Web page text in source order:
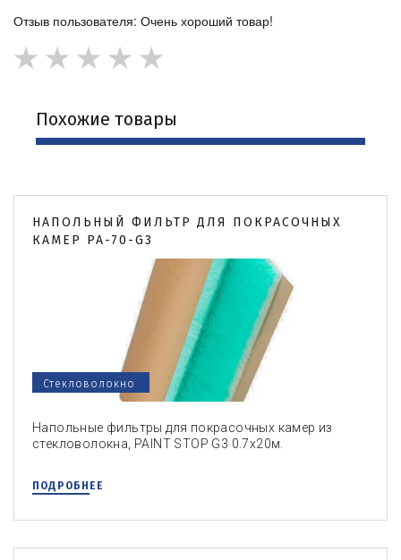
Отзыв пользователя: Очень хороший товар!
★ ★ ★ ★ ★
Похожие товары
НАПОЛЬНЫЙ ФИЛЬТР ДЛЯ ПОКРАСОЧНЫХ
КАМЕР PA-70-G3
Стекловолокно
Напольные фильтры для покрасочных камер из
стекловолокна, PAINT STOP G3 0.7х20м.
ПОДРОБНЕЕ